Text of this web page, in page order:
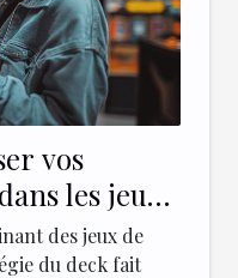
vos
les jeux
?
des jeux de
du deck fait